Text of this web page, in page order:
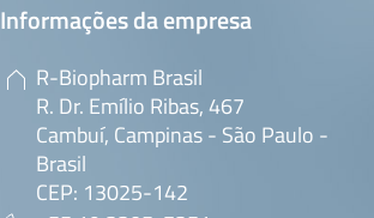
Informações da empresa
R-Biopharm Brasil
R. Dr. Emílio Ribas, 467
Cambuí, Campinas - São Paulo -
Brasil
CEP: 13025-142